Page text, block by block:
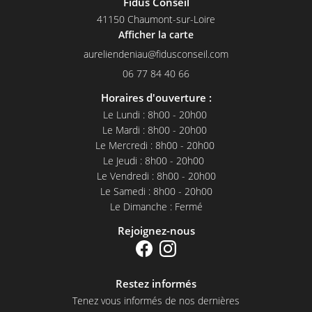
Jour J : Ils ont trouvé la maison idéale, celle-ci est vendue par
un agent immobilier: « Mr Cher ».
Sa rémunération représente 8 % du prix de vente de la
maison, soit dans notre exemple
Le courtier de « Monsieur et Madame J’achète » a trouvé une
banque pouvant financer leur maison.
L’assurance emprunteur de « Mr Et Mme J’achète » va leur
coûter 18 000€ .
Maintenant, faisons les calculs :
5 750€ + 18 400€ + 18 000€ :
Comparons avec la tarification de votre conseiller privé Fidus
Conseil:
Frais de courtage : 2 000€
41150 Chaumont-sur-Loire
Afficher la carte
06 77 84 40 66
Horaires d'ouverture :
Le Lundi : 8h00 - 20h00
Le Mardi : 8h00 - 20h00
Le Mercredi : 8h00 - 20h00
Le Jeudi : 8h00 - 20h00
Le Vendredi : 8h00 - 20h00
Le Samedi : 8h00 - 20h00
Le Dimanche : Fermé
Rejoignez-nous
Restez informés
Tenez vous informés de nos dernières